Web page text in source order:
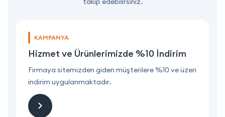
KAMPANYA
Hizmet ve Ürünlerimizde %10 İndirim
Firmaya sitemizden giden müşterilere %10 ve üzeri
indirim uygulanmaktadır.